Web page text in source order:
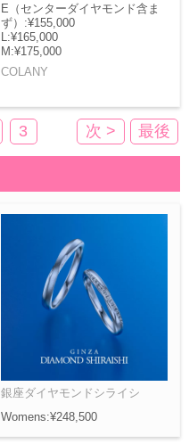
E（センターダイヤモンド含ま
ず）:¥155,000
L:¥165,000
M:¥175,000
COLANY
3 次 > 最後
銀座ダイヤモンドシライシ
Womens:¥248,500